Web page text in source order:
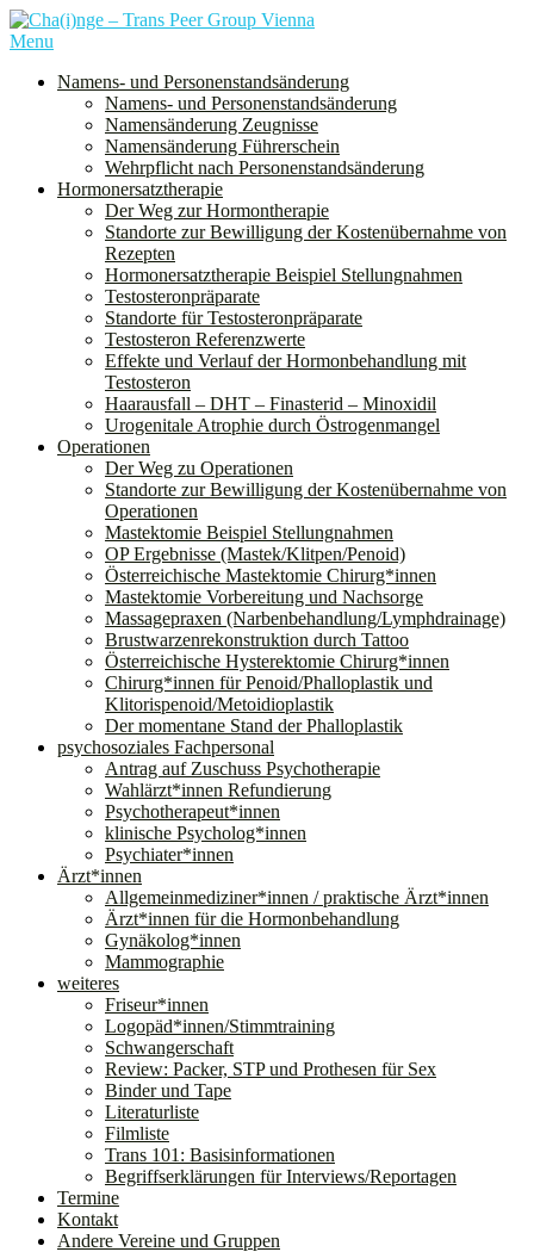
Skip
to
Geschlecht “weiblich” zugeordnet wurde und die sich mit diesem
nicht oder nur teilweise identifizieren. Dies schließt nicht nur trans
Männer, sondern auch nichtbinäre und genderqueere Personen ein.
Menu
Namens- und Personenstandsänderung
Namens- und Personenstandsänderung
Namensänderung Zeugnisse
Namensänderung Führerschein
Wehrpflicht nach Personenstandsänderung
Hormonersatztherapie
Der Weg zur Hormontherapie
Standorte zur Bewilligung der Kostenübernahme von
Rezepten
Hormonersatztherapie Beispiel Stellungnahmen
Testosteronpräparate
Standorte für Testosteronpräparate
Testosteron Referenzwerte
Effekte und Verlauf der Hormonbehandlung mit
Testosteron
Haarausfall – DHT – Finasterid – Minoxidil
Urogenitale Atrophie durch Östrogenmangel
Operationen
Der Weg zu Operationen
Standorte zur Bewilligung der Kostenübernahme von
Operationen
Mastektomie Beispiel Stellungnahmen
OP Ergebnisse (Mastek/Klitpen/Penoid)
Österreichische Mastektomie Chirurg*innen
Mastektomie Vorbereitung und Nachsorge
Massagepraxen (Narbenbehandlung/Lymphdrainage)
Brustwarzenrekonstruktion durch Tattoo
Österreichische Hysterektomie Chirurg*innen
Chirurg*innen für Penoid/Phalloplastik und
Klitorispenoid/Metoidioplastik
Der momentane Stand der Phalloplastik
psychosoziales Fachpersonal
Antrag auf Zuschuss Psychotherapie
Wahlärzt*innen Refundierung
Psychotherapeut*innen
klinische Psycholog*innen
Psychiater*innen
Ärzt*innen
Allgemeinmediziner*innen / praktische Ärzt*innen
Ärzt*innen für die Hormonbehandlung
Gynäkolog*innen
Mammographie
weiteres
Friseur*innen
Logopäd*innen/Stimmtraining
Schwangerschaft
Review: Packer, STP und Prothesen für Sex
Binder und Tape
Literaturliste
Filmliste
Trans 101: Basisinformationen
Begriffserklärungen für Interviews/Reportagen
Termine
Kontakt
Andere Vereine und Gruppen